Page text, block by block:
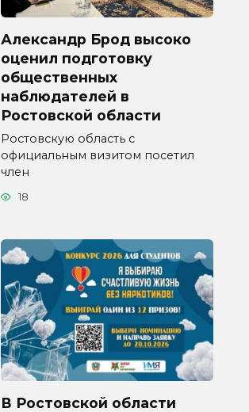
Александр Брод высоко
оценил подготовку
общественных
наблюдателей в
Ростовской области
Ростовскую область с
официальным визитом посетил
член
18
В Ростовской области